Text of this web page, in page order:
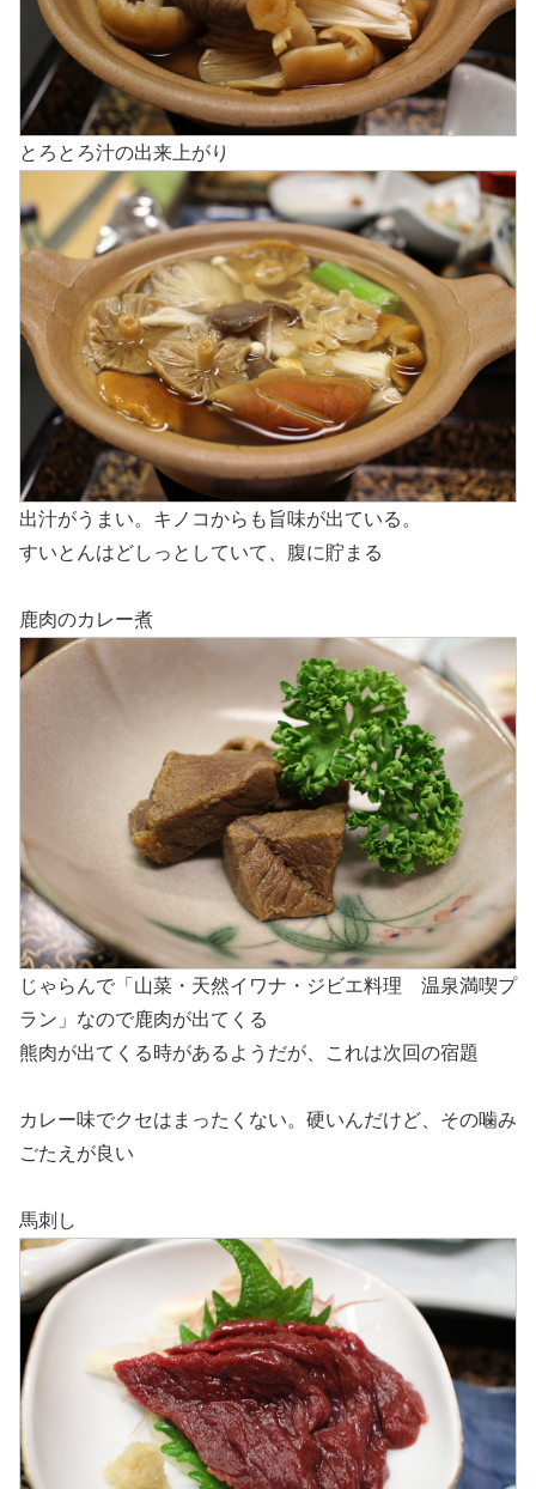
とろとろ汁の出来上がり
出汁がうまい。キノコからも旨味が出ている。
すいとんはどしっとしていて、腹に貯まる
鹿肉のカレー煮
じゃらんで「山菜・天然イワナ・ジビエ料理 温泉満喫プ
ラン」なので鹿肉が出てくる
熊肉が出てくる時があるようだが、これは次回の宿題
カレー味でクセはまったくない。硬いんだけど、その噛み
ごたえが良い
馬刺し